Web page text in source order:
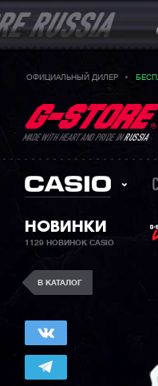
ОФИЦИАЛЬНЫЙ ДИЛЕР
MADE WITH HEART AND PRIDE INRUSSIA
НОВИНКИ
1129 НОВИНОК CASIO
В КАТАЛОГ